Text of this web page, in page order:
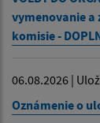
vymenovanie a
komisie -
06.08.2026 |
Oznámenie o